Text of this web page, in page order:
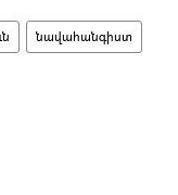
նավահանգիստ